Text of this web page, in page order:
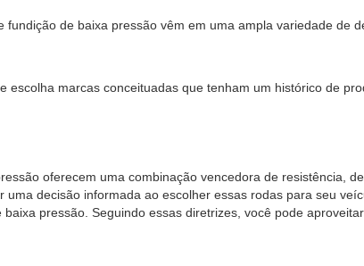
fundição de baixa pressão vêm em uma ampla variedade
escolha marcas conceituadas que tenham um histórico de
oferecem uma combinação vencedora de resistência,
uma decisão informada ao escolher essas rodas para seu
pressão. Seguindo essas diretrizes, você pode